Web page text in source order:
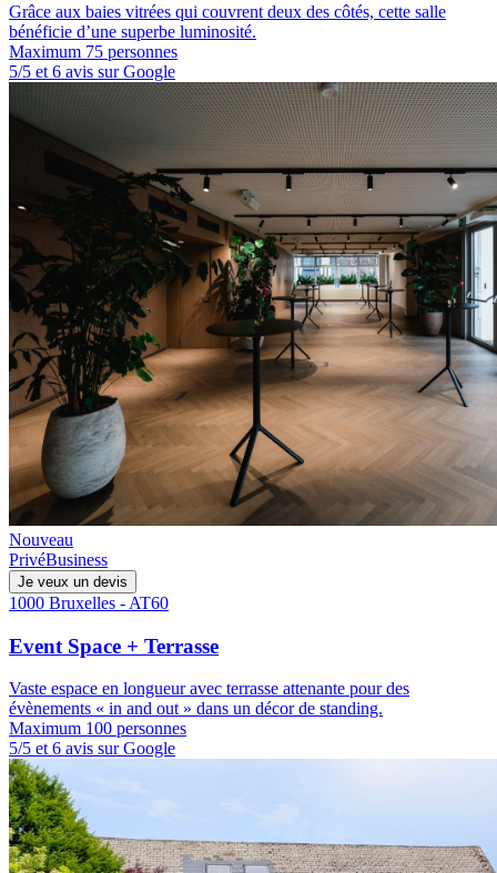
Grâce aux baies vitrées qui couvrent deux des côtés, cette salle
bénéficie d’une superbe luminosité.
Maximum 75 personnes
5/5 et 6 avis sur Google
Nouveau
PrivéBusiness
Je veux un devis
1000 Bruxelles - AT60
Event Space + Terrasse
Vaste espace en longueur avec terrasse attenante pour des
évènements « in and out » dans un décor de standing.
Maximum 100 personnes
5/5 et 6 avis sur Google